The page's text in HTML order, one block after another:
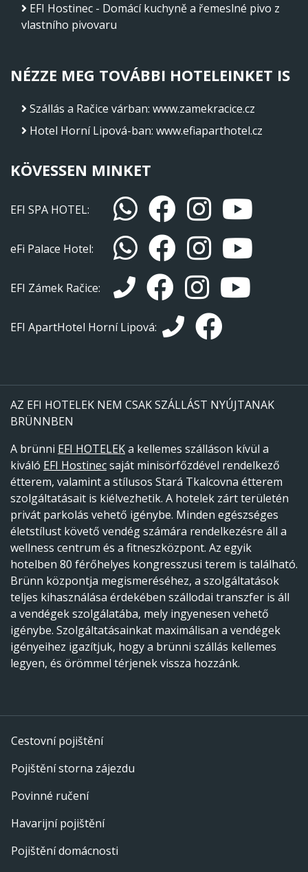
EFI Hostinec - Domácí kuchyně a řemeslné pivo z
vlastního pivovaru
NÉZZE MEG TOVÁBBI HOTELEINKET IS
Szállás a Račice várban: www.zamekracice.cz
Hotel Horní Lipová-ban: www.efiaparthotel.cz
KÖVESSEN MINKET
EFI SPA HOTEL:
eFi Palace Hotel:
EFI Zámek Račice:
EFI ApartHotel Horní Lipová:
AZ EFI HOTELEK NEM CSAK SZÁLLÁST NYÚJTANAK
BRÜNNBEN
A brünni EFI HOTELEKa kellemes szálláson kívül a
kiváló EFI Hostinecsaját minisörfőzdével rendelkező
étterem, valamint a stílusos Stará Tkalcovna étterem
szolgáltatásait is kiélvezhetik. A hotelek zárt területén
privát parkolás vehető igénybe. Minden egészséges
életstílust követő vendég számára rendelkezésre áll a
wellness centrum és a fitneszközpont. Az egyik
hotelben 80 férőhelyes kongresszusi terem is található.
Brünn központja megismeréséhez, a szolgáltatások
teljes kihasználása érdekében szállodai transzfer is áll
a vendégek szolgálatába, mely ingyenesen vehető
igénybe. Szolgáltatásainkat maximálisan a vendégek
igényeihez igazítjuk, hogy a brünni szállás kellemes
legyen, és örömmel térjenek vissza hozzánk.
Cestovní pojištění
Pojištění storna zájezdu
Povinné ručení
Havarijní pojištění
Pojištění domácnosti